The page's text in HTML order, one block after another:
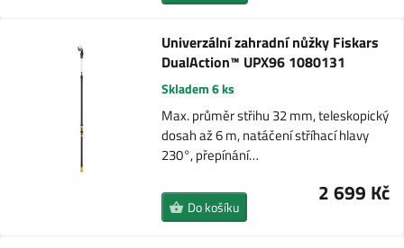
Univerzální zahradní nůžky Fiskars
DualAction™ UPX96 1080131
Skladem 6 ks
Max. průměr střihu 32 mm, teleskopický
dosah až 6 m, natáčení stříhací hlavy
230°, přepínání…
2 699 Kč
Do košíku